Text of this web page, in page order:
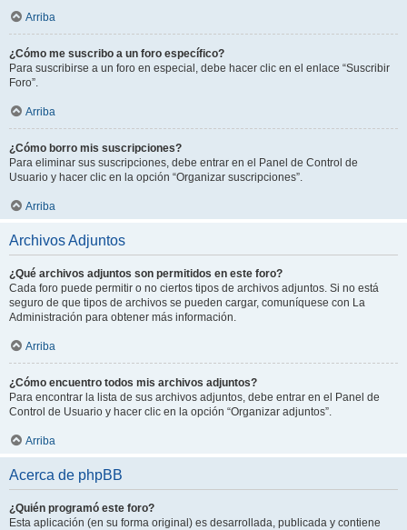
Arriba
¿Cómo me suscribo a un foro específico?
Para suscribirse a un foro en especial, debe hacer clic en el enlace “Suscribir
Foro”.
Arriba
¿Cómo borro mis suscripciones?
Para eliminar sus suscripciones, debe entrar en el Panel de Control de
Usuario y hacer clic en la opción “Organizar suscripciones”.
Arriba
Archivos Adjuntos
¿Qué archivos adjuntos son permitidos en este foro?
Cada foro puede permitir o no ciertos tipos de archivos adjuntos. Si no está
seguro de que tipos de archivos se pueden cargar, comuníquese con La
Administración para obtener más información.
Arriba
¿Cómo encuentro todos mis archivos adjuntos?
Para encontrar la lista de sus archivos adjuntos, debe entrar en el Panel de
Control de Usuario y hacer clic en la opción “Organizar adjuntos”.
Arriba
Acerca de phpBB
¿Quién programó este foro?
Esta aplicación (en su forma original) es desarrollada, publicada y contiene